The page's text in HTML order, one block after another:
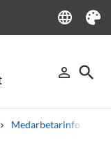
language
Language
Tema
person_outline
Logga in
search
Sök
Medarbetarinfo